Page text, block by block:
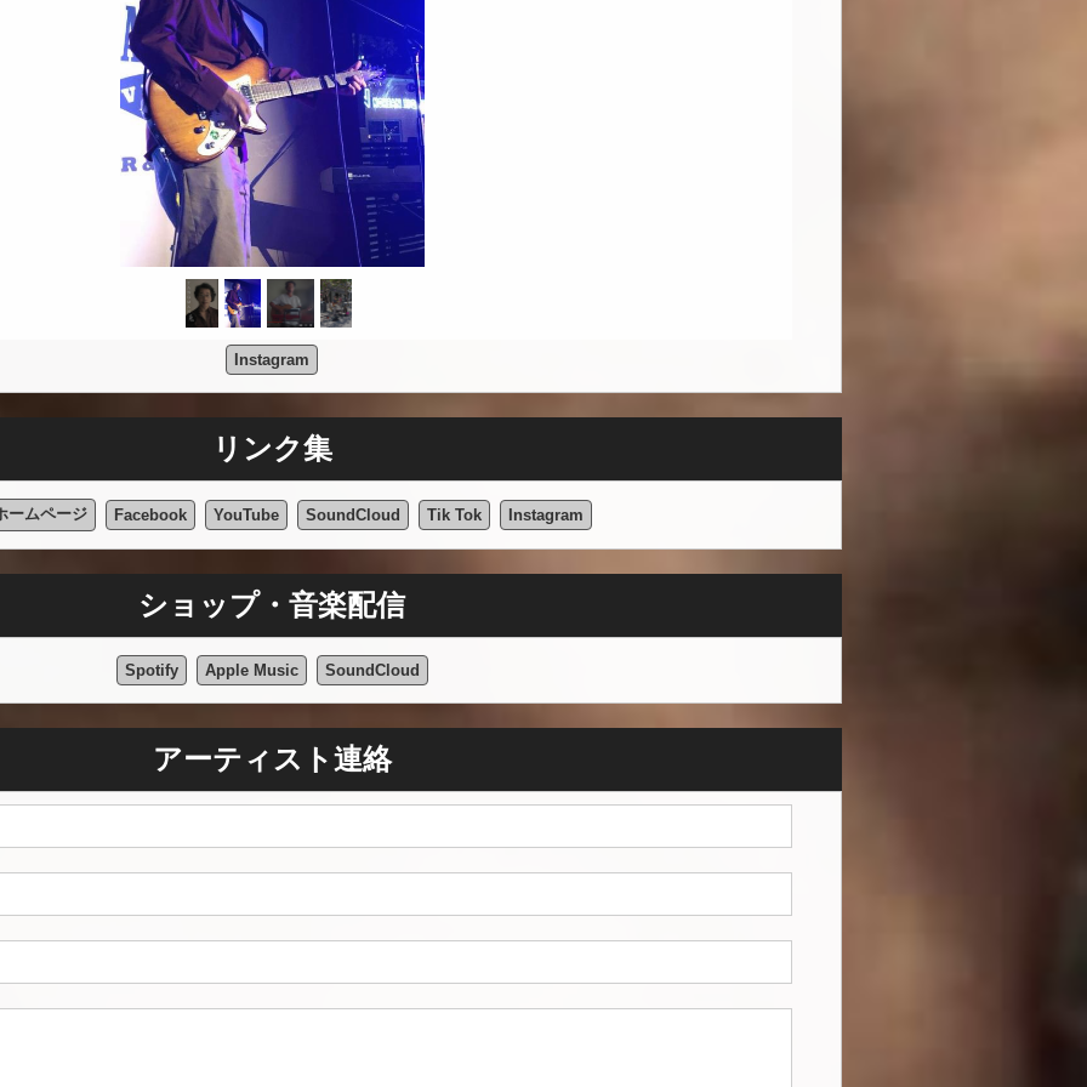
Instagram
リンク集
ームページ Facebook YouTube SoundCloud Tik Tok Instagram
ショップ・音楽配信
Spotify Apple Music SoundCloud
アーティスト連絡